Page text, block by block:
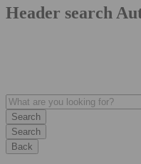
Header search
Search
Back